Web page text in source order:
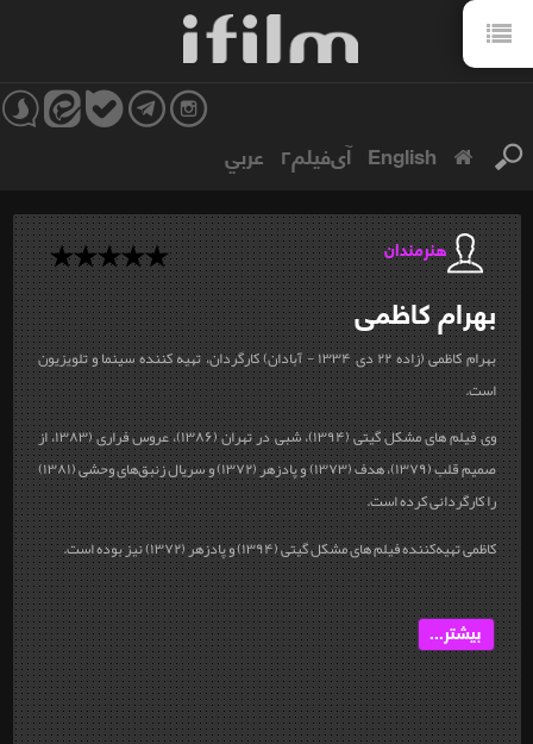
English آی‌فیلم۲ عربي
هنرمندان
بهرامکاظمی
بهرام کاظمی (زاده ۲۲ دی ۱۳۳۴ - آبادان) کارگردان، تهیه کننده سینما و تلویزیون
است.
وی فیلم های مشکل گیتی (۱۳۹۴)، شبی در تهران (۱۳۸۶)، عروس فراری (۱۳۸۳، از
صمیم قلب (۱۳۷۹)، هدف (۱۳۷۳) و پادزهر (۱۳۷۲) و سریال زنبق‌های وحشی (۱۳۸۱)
را کارگردانی کرده است.
کاظمی تهیه‌کننده فیلم های مشکل گیتی (۱۳۹۴) و پادزهر (۱۳۷۲) نیز بوده است.
بیشتر...